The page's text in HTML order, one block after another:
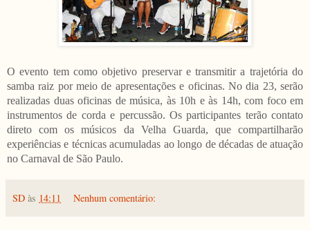
O evento tem como objetivo preservar e transmitir a trajetória do
samba raiz por meio de apresentações e oficinas. No dia 23, serão
realizadas duas oficinas de música, às 10h e às 14h, com foco em
instrumentos de corda e percussão. Os participantes terão contato
direto com os músicos da Velha Guarda, que compartilharão
experiências e técnicas acumuladas ao longo de décadas de atuação
no Carnaval de São Paulo.
SD às 14:11 Nenhum comentário: